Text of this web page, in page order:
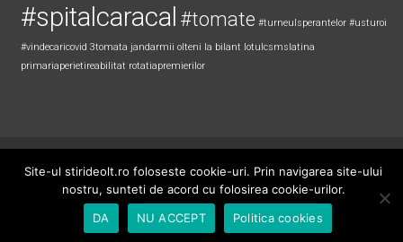
#spitalcaracal #tomate #turneulsperantelor #usturoi
#vindecaricovid 3tomata jandarmii olteni la bilant lotulcsmslatina
primariaperietireabilitat rotatiapremierilor
ThemeGrill. Powered byWordPress.
Site-ul stirideolt.ro foloseste cookie-uri. Prin navigarea site-ului
nostru, sunteti de acord cu folosirea cookie-urilor.
DA
NU ACCEPT Politica cookies